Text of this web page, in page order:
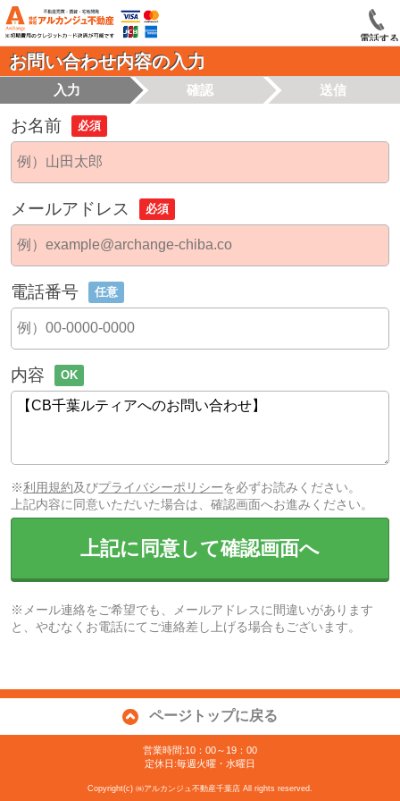
電話する
お問い合わせ内容の入力
入力 確認 送信
お名前 必須
メールアドレス 必須
電話番号 任意
内容 OK
※利用規約及びプライバシーポリシーを必ずお読みください。
上記内容に同意いただいた場合は、確認画面へお進みください。
上記に同意して確認画面へ
※メール連絡をご希望でも、メールアドレスに間違いがあります
と、やむなくお電話にてご連絡差し上げる場合もございます。
ページトップに戻る
営業時間:10：00～19：00
定休日:毎週火曜・水曜日
Copyright(c) ㈱アルカンジュ不動産千葉店 All rights reserved.